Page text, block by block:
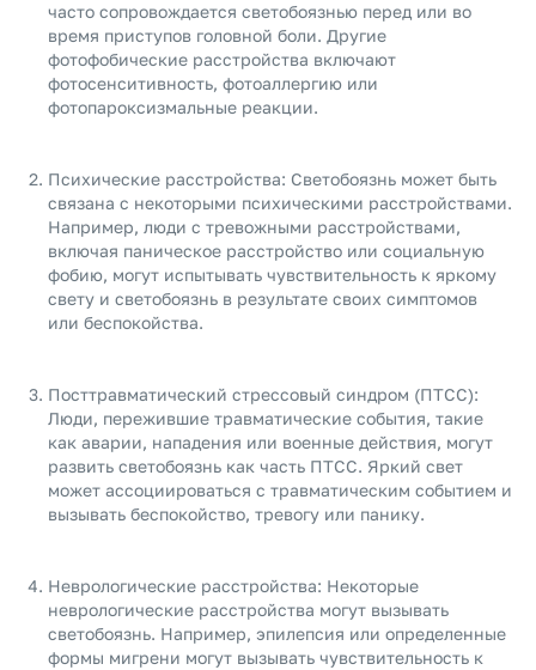
часто сопровождается светобоязнью перед или во
время приступов головной боли. Другие
фотофобические расстройства включают
фотосенситивность, фотоаллергию или
фотопароксизмальные реакции.
Психические расстройства: Светобоязнь может быть
связана с некоторыми психическими расстройствами.
Например, люди с тревожными расстройствами,
включая паническое расстройство или социальную
фобию, могут испытывать чувствительность к яркому
свету и светобоязнь в результате своих симптомов
или беспокойства.
Посттравматический стрессовый синдром (ПТСС):
Люди, пережившие травматические события, такие
как аварии, нападения или военные действия, могут
развить светобоязнь как часть ПТСС. Яркий свет
может ассоциироваться с травматическим событием и
вызывать беспокойство, тревогу или панику.
Неврологические расстройства: Некоторые
неврологические расстройства могут вызывать
светобоязнь. Например, эпилепсия или определенные
формы мигрени могут вызывать чувствительность к